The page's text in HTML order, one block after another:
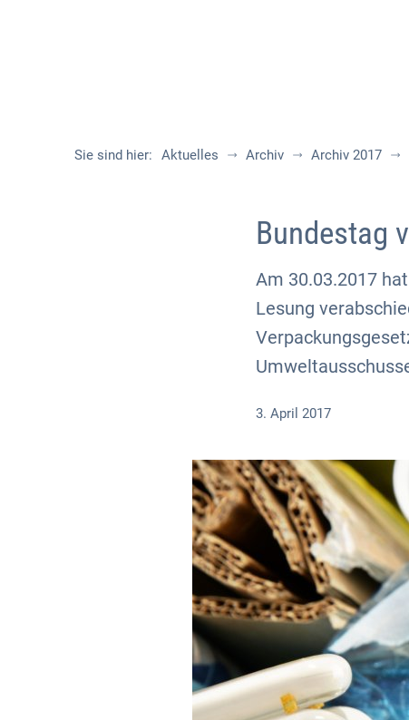
Sie sind hier: Aktuelles Archiv Archiv 2017
Bundestag
Am 30.03.2017
Lesung
3. April 2017